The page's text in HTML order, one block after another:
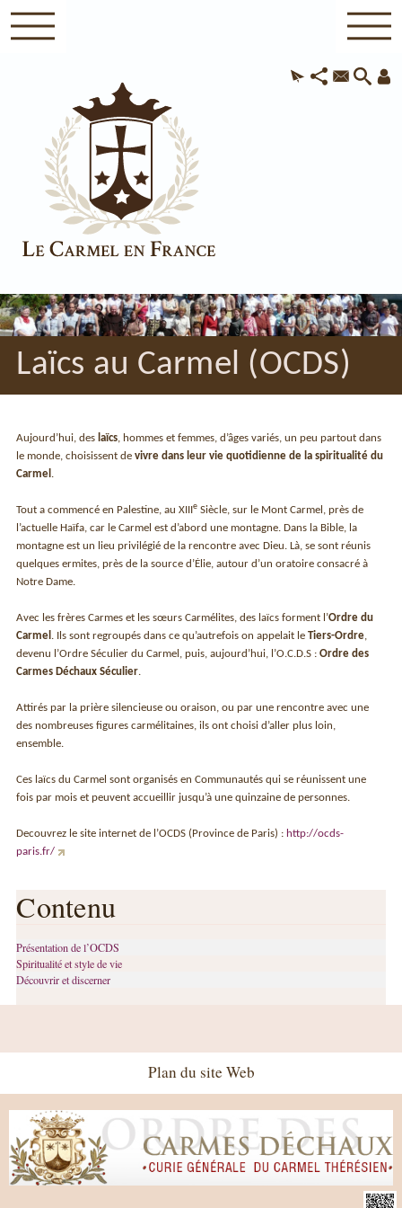
Laïcs au Carmel (OCDS)
Aujourd’hui, des laïcs, hommes et femmes, d’âges variés, un peu partout dans
le monde, choisissent devivre dans leur vie quotidienne de la spiritualité du
Carmel .
Tout a commencé en Palestine, au XIIIe Siècle, sur le Mont Carmel, près de
l’actuelle Haïfa, car le Carmel est d’abord une montagne. Dans la Bible, la
montagne est un lieu privilégié de la rencontre avec Dieu. Là, se sont réunis
quelques ermites, près de la source d’Ėlie, autour d’un oratoire consacré à
Notre Dame.
Avec les frères Carmes et les sœurs Carmélites, des laïcs forment l’Ordre du
Carmel . Ils sont regroupés dans ce qu’autrefois on appelait leTiers-Ordre,
devenu l’Ordre Séculier du Carmel, puis, aujourd’hui, l’O.C.D.S :Ordre des
Carmes Déchaux Séculier.
Attirés par la prière silencieuse ou oraison, ou par une rencontre avec une
des nombreuses figures carmélitaines, ils ont choisi d’aller plus loin,
ensemble.
Ces laïcs du Carmel sont organisés en Communautés qui se réunissent une
fois par mois et peuvent accueillir jusqu’à une quinzaine de personnes.
Decouvrez le site internet de l’OCDS (Province de Paris) : http://ocds-
paris.fr/
Contenu
Présentation de l’OCDS
Spiritualité et style de vie
Découvrir et discerner
Plan du site Web